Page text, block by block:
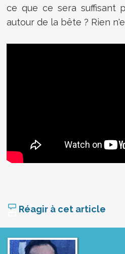
ce que ce sera suffisant
autour de la bête ? Rien
Réagir à cet article